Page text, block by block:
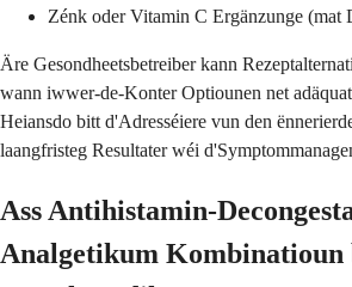
Zénk oder Vitamin C Ergänzunge (mat
Äre Gesondheetsbetreiber kann
wann iwwer-de-Konter Optiounen net
Heiansdo bitt d'Adresséiere vun den
laangfristeg Resultater wéi
Ass Antihistamin-
Analgetikum Kombinatioun